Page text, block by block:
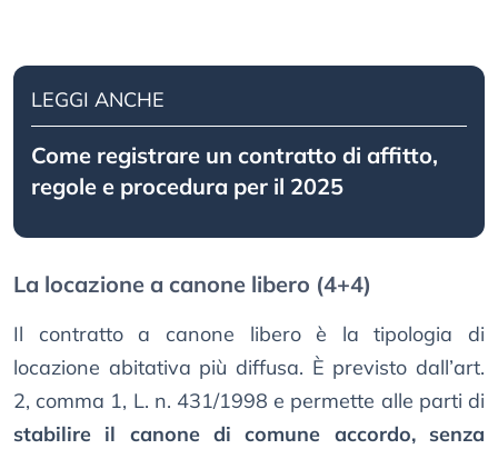
LEGGI ANCHE
Come registrare un contratto di affitto,
regole e procedura per il 2025
La locazione a canone libero (4+4)
Il contratto a canone libero è la tipologia di
locazione abitativa più diffusa. È previsto dall’art.
2, comma 1, L. n. 431/1998 e permette alle parti di
stabilire il canone di comune accordo, senza